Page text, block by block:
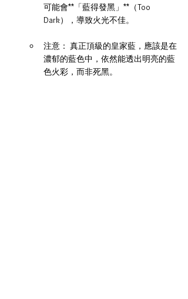
可能會**「藍得發黑」**（Too
Dark），導致火光不佳。
注意： 真正頂級的皇家藍，應該是在
濃郁的藍色中，依然能透出明亮的藍
色火彩，而非死黑。